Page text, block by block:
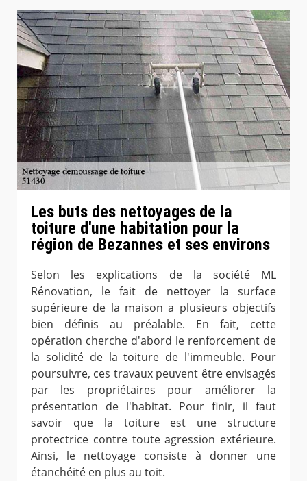
Les buts des nettoyages de la
toiture d'une habitation pour la
région de Bezannes et ses environs
Selon les explications de la société ML
Rénovation, le fait de nettoyer la surface
supérieure de la maison a plusieurs objectifs
bien définis au préalable. En fait, cette
opération cherche d'abord le renforcement de
la solidité de la toiture de l'immeuble. Pour
poursuivre, ces travaux peuvent être envisagés
par les propriétaires pour améliorer la
présentation de l'habitat. Pour finir, il faut
savoir que la toiture est une structure
protectrice contre toute agression extérieure.
Ainsi, le nettoyage consiste à donner une
étanchéité en plus au toit.